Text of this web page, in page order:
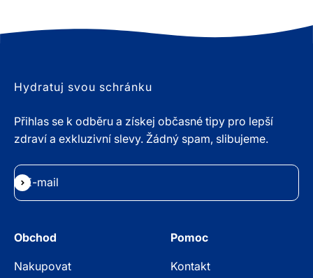
Hydratuj svou schránku
Přihlas se k odběru a získej občasné tipy pro lepší
zdraví a exkluzivní slevy. Žádný spam, slibujeme.
E-mail
Přihlásit se k odběru
Obchod
Nakupovat
Pomoc
Kontakt